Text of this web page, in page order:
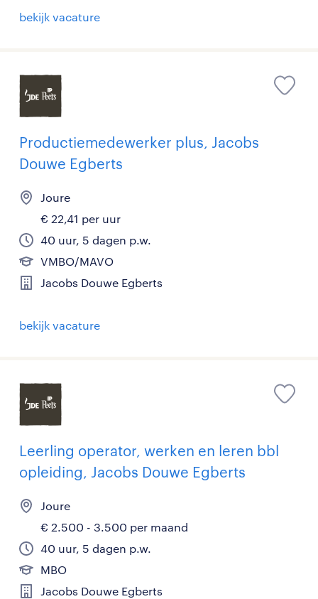
bekijk vacature
Productiemedewerker plus, Jacobs
Douwe Egberts
Joure
€ 22,41 per uur
40 uur, 5 dagen p.w.
VMBO/MAVO
Jacobs Douwe Egberts
bekijk vacature
Leerling operator, werken en leren bbl
opleiding, Jacobs Douwe Egberts
Joure
€ 2.500 - 3.500 per maand
40 uur, 5 dagen p.w.
MBO
Jacobs Douwe Egberts